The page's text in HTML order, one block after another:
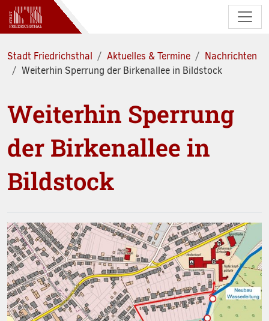
Zum Hauptinhalt springen
Stadt Friedrichsthal Aktuelles & Termine
Nachrichten
Weiterhin Sperrung der Birkenallee in Bildstock
Weiterhin Sperrung
der Birkenallee in
Bildstock